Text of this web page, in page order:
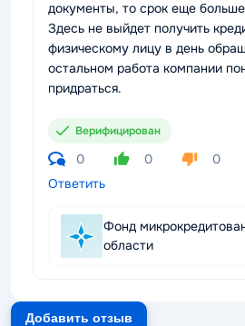
документы, то срок еще больше
Здесь не выйдет получить
физическому лицу в день
остальном работа компании
придраться.
Верифицирован
0 0
0
Ответить
Фонд
области
Добавить отзыв